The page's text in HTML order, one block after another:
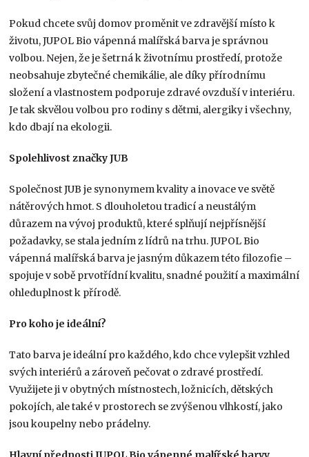
Pokud chcete svůj domov proměnit ve zdravější místo k
životu, JUPOL Bio vápenná malířská barva je správnou
volbou. Nejen, že je šetrná k životnímu prostředí, protože
neobsahuje zbytečné chemikálie, ale díky přírodnímu
složení a vlastnostem podporuje zdravé ovzduší v interiéru.
Je tak skvělou volbou pro rodiny s dětmi, alergiky i všechny,
kdo dbají na ekologii.
Spolehlivost značky JUB
Společnost JUB je synonymem kvality a inovace ve světě
nátěrových hmot. S dlouholetou tradicí a neustálým
důrazem na vývoj produktů, které splňují nejpřísnější
požadavky, se stala jedním z lídrů na trhu. JUPOL Bio
vápenná malířská barva je jasným důkazem této filozofie –
spojuje v sobě prvotřídní kvalitu, snadné použití a maximální
ohleduplnost k přírodě.
Pro koho je ideální?
Tato barva je ideální pro každého, kdo chce vylepšit vzhled
svých interiérů a zároveň pečovat o zdravé prostředí.
Využijete ji v obytných místnostech, ložnicích, dětských
pokojích, ale také v prostorech se zvýšenou vlhkostí, jako
jsou koupelny nebo prádelny.